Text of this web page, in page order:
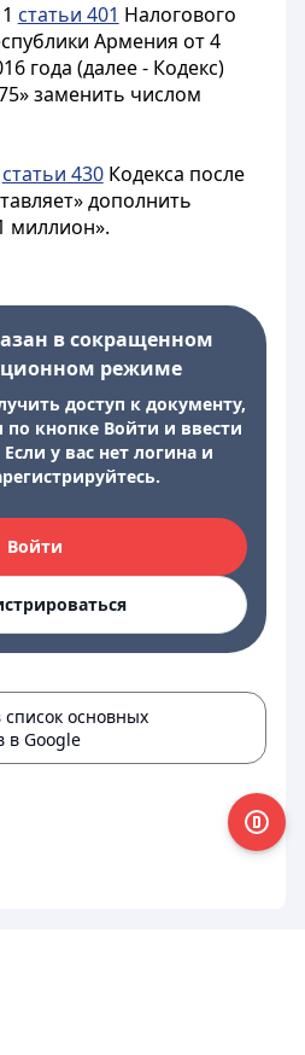
статьи 401 Налогового
Армения от 4
года (далее - Кодекс)
заменить числом
статьи 430Кодекса после
дополнить
миллион».
в сокращенном
режиме
доступ к документу,
кнопке Войти и ввести
у вас нет логина и
Войти
основных
в Google